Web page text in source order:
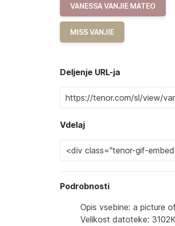
VANESSA VANJIE MATEO
MISS VANJIE
Deljenje URL-ja
Vdelaj
Podrobnosti
Opis vsebine: a picture
Velikost datoteke: